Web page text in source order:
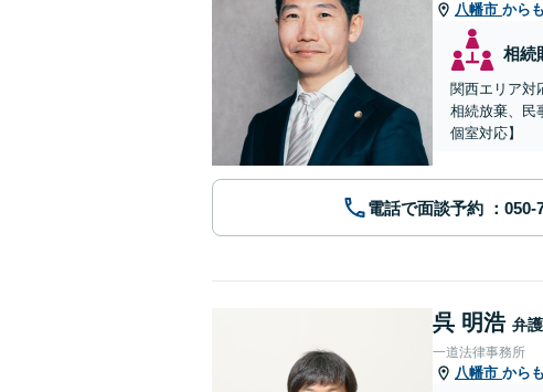
八幡市 から
相続
関西エリア対
相続放棄、民
個室対応】
電話で面談予約
呉 明浩 弁
一道法律事務所
八幡市 から